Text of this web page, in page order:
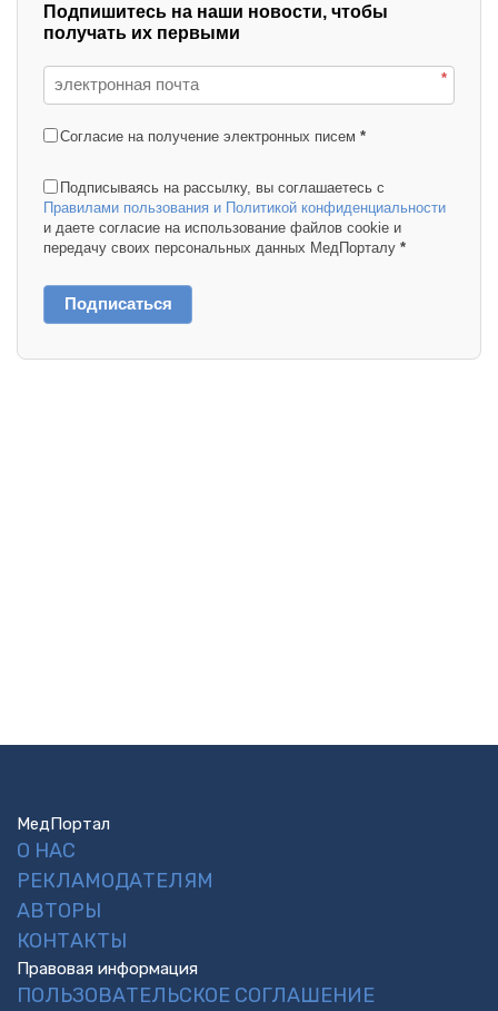
Подпишитесь на наши новости, чтобы
получать их первыми
*
Согласие на получение электронных писем *
Подписываясь на рассылку, вы соглашаетесь с
Правилами пользования и Политикой конфиденциальности
и даете согласие на использование файлов cookie и
передачу своих персональных данных МедПорталу *
Подписаться
МедПортал
О НАС
РЕКЛАМОДАТЕЛЯМ
АВТОРЫ
КОНТАКТЫ
Правовая информация
ПОЛЬЗОВАТЕЛЬСКОЕ СОГЛАШЕНИЕ